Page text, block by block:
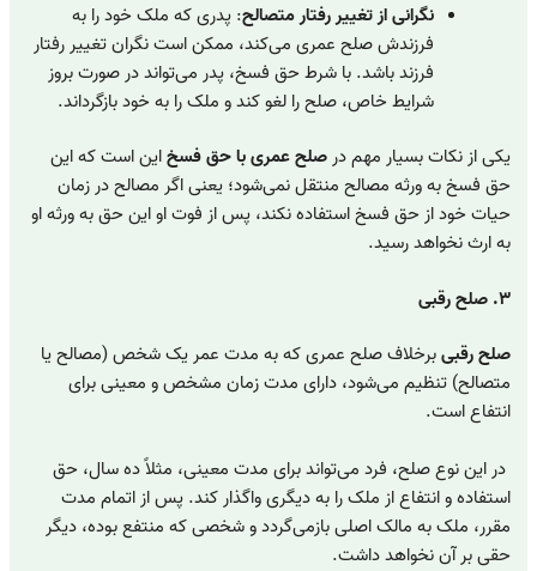
نگرانی از تغییر رفتار متصالح: پدری که ملک خود را به
فرزندش صلح عمری می‌کند، ممکن است نگران تغییر رفتار
فرزند باشد. با شرط حق فسخ، پدر می‌تواند در صورت بروز
شرایط خاص، صلح را لغو کند و ملک را به خود بازگرداند.
یکی از نکات بسیار مهم درصلح عمری با حق فسخاین است که این
حق فسخ به ورثه مصالح منتقل نمی‌شود؛ یعنی اگر مصالح در زمان
حیات خود از حق فسخ استفاده نکند، پس از فوت او این حق به ورثه او
به ارث نخواهد رسید.
۳. صلح رقبی
صلح رقبیبرخلاف صلح عمری که به مدت عمر یک شخص (مصالح یا
متصالح) تنظیم می‌شود، دارای مدت زمان مشخص و معینی برای
انتفاع است.
در این نوع صلح، فرد می‌تواند برای مدت معینی، مثلاً ده سال، حق
استفاده و انتفاع از ملک را به دیگری واگذار کند. پس از اتمام مدت
مقرر، ملک به مالک اصلی بازمی‌گردد و شخصی که منتفع بوده، دیگر
حقی بر آن نخواهد داشت.